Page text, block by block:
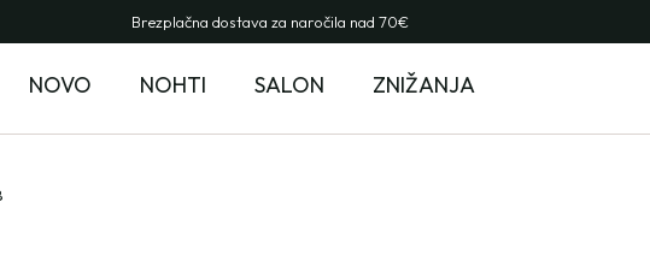
Brezplačna dostava za naročila nad 70€
NOVO NOHTI SALON ZNIŽANJA